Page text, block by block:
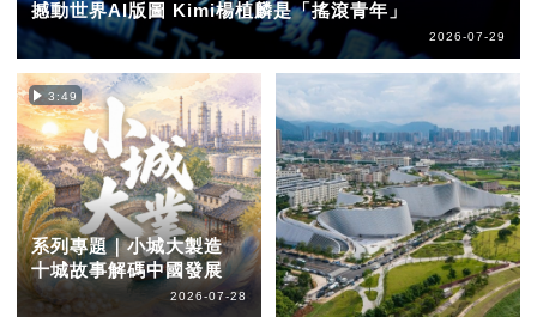
撼動世界AI版圖 Kimi楊植麟是「搖滾青年」
2026-07-29
3:49
系列專題｜小城大製造
十城故事解碼中國發展
2026-07-28